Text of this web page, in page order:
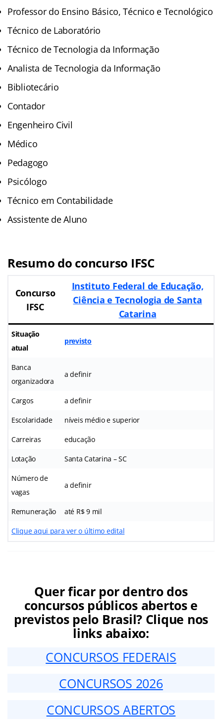
Professor do Ensino Básico, Técnico e Tecnológico
Técnico de Laboratório
Técnico de Tecnologia da Informação
Analista de Tecnologia da Informação
Bibliotecário
Contador
Engenheiro Civil
Médico
Pedagogo
Psicólogo
Técnico em Contabilidade
Assistente de Aluno
Resumo do concurso IFSC
Concurso
IFSC
Instituto Federal de Educação,
Ciência e Tecnologia de Santa
Catarina
Situação
atual
previsto
Banca
organizadora
a definir
Cargos a definir
Escolaridade níveis médio e superior
Carreiras educação
Lotação Santa Catarina – SC
Número de
vagas
a definir
Remuneração até R$ 9 mil
Clique aqui para ver o último edital
Quer ficar por dentro dos
concursos públicos abertos e
previstos pelo Brasil? Clique nos
links abaixo:
CONCURSOS FEDERAIS
CONCURSOS 2026
CONCURSOS ABERTOS